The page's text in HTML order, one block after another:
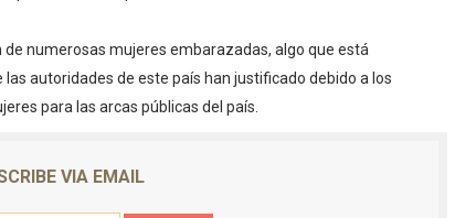
de numerosas mujeres embarazadas, algo que está
autoridades de este país han justificado debido a los
para las arcas públicas del país.
VIA EMAIL